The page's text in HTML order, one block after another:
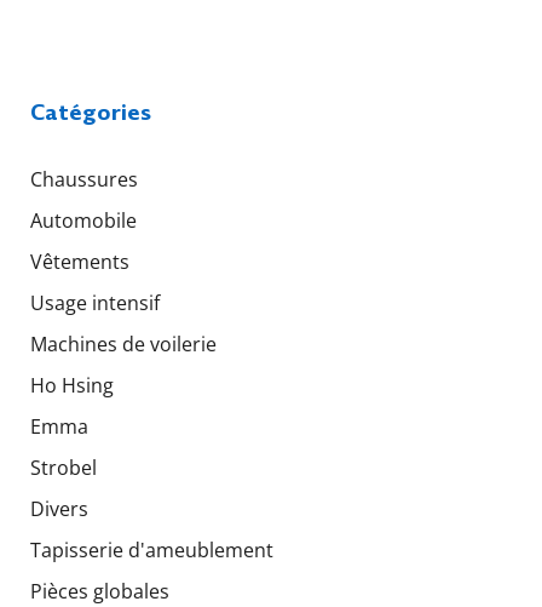
Catégories
Chaussures
Automobile
Vêtements
Usage intensif
Machines de voilerie
Ho Hsing
Emma
Strobel
Divers
Tapisserie d'ameublement
Pièces globales